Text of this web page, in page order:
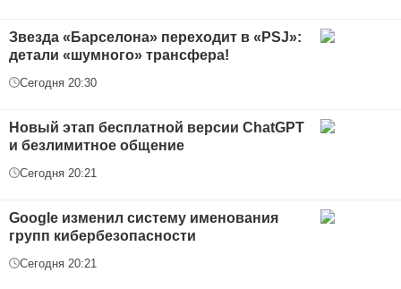
Звезда «Барселона» переходит в «PSJ»:
детали «шумного» трансфера!
Сегодня 20:30
Новый этап бесплатной версии ChatGPT
и безлимитное общение
Сегодня 20:21
Google изменил систему именования
групп кибербезопасности
Сегодня 20:21